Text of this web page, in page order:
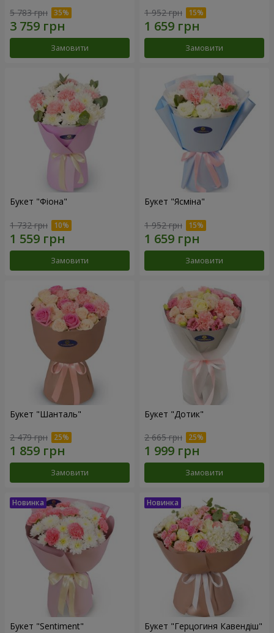
5 783 грн
Замовити
1 952 грн
Замовити
Букет "Фіона"
1 732 грн
Замовити
Букет "Ясміна"
1 952 грн
Замовити
Букет "Шанталь"
2 479 грн
Замовити
Букет "Дотик"
2 665 грн
Замовити
Букет "Sentiment" Букет "Герцогиня Кавендіш"